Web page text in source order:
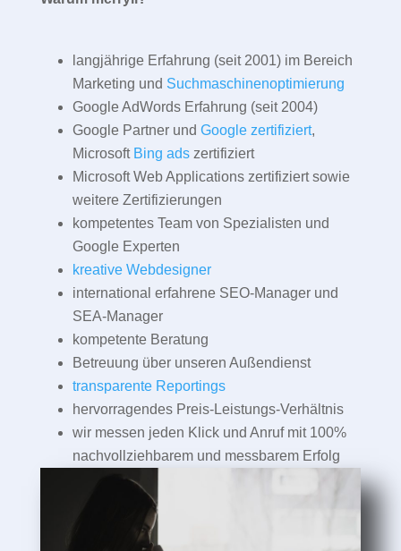
langjährige Erfahrung (seit 2001) im Bereich
Marketing und Suchmaschinenoptimierung
Google AdWords Erfahrung (seit 2004)
Google Partner und Google zertifiziert,
Microsoft Bing adszertifiziert
Microsoft Web Applications zertifiziert sowie
weitere Zertifizierungen
kompetentes Team von Spezialisten und
Google Experten
kreative Webdesigner
international erfahrene SEO-Manager und
SEA-Manager
kompetente Beratung
Betreuung über unseren Außendienst
transparente Reportings
hervorragendes Preis-Leistungs-Verhältnis
wir messen jeden Klick und Anruf mit 100%
nachvollziehbarem und messbarem Erfolg